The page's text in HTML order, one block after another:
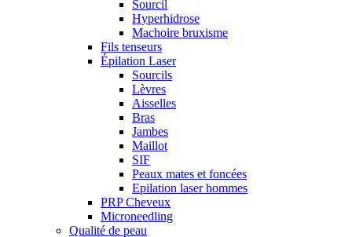
Sourcil
Hyperhidrose
Machoire bruxisme
Fils tenseurs
Épilation Laser
Sourcils
Lèvres
Aisselles
Bras
Jambes
Maillot
SIF
Peaux mates et foncées
Epilation laser hommes
PRP Cheveux
Microneedling
Qualité de peau